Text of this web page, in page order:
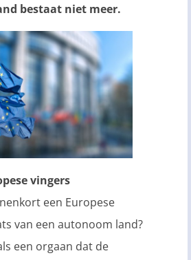
bestaat niet meer.
vingers
een Europese
van een autonoom land?
een orgaan dat de